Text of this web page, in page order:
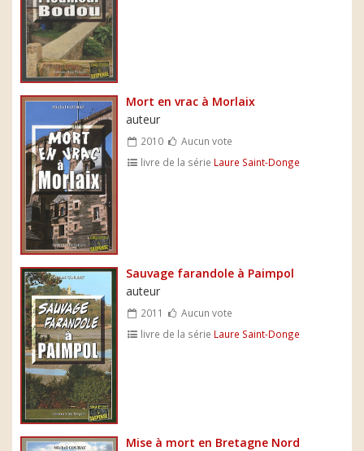
Mort en vrac à Morlaix
auteur
2010
Aucun vote
livre de la série Laure Saint-Donge
Sauvage farandole à Paimpol
auteur
2011
Aucun vote
livre de la série Laure Saint-Donge
Mise à mort en Bretagne Nord